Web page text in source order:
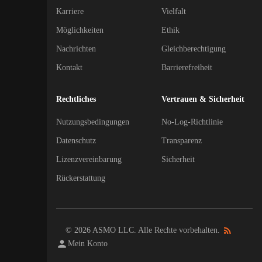
Karriere
Möglichkeiten
Nachrichten
Kontakt
Vielfalt
Ethik
Gleichberechtigung
Barrierefreiheit
Rechtliches
Nutzungsbedingungen
Datenschutz
Lizenzvereinbarung
Rückerstattung
Vertrauen & Sicherheit
No-Log-Richtlinie
Transparenz
Sicherheit
© 2026 ASMO LLC. Alle Rechte vorbehalten.
Mein Konto